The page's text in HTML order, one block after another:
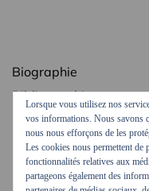
Biographie
Bibliographie
Revue de presse
Contact
Mentions légales
Lorsque vous utilisez nos
vos informations. Nous savons
nous nous efforçons de les
Les cookies nous permettent de
fonctionnalités relatives aux
partageons également des